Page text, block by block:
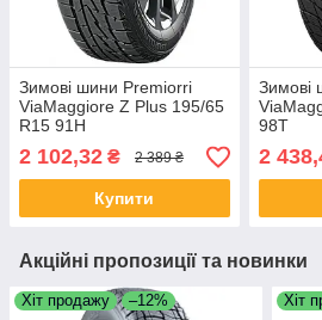
Зимові шини Premiorri
ViaMaggiore Z Plus 195/65
R15 91H
2 102,32 ₴ 2 389 ₴
Купити
Зимові
98T
2
Акційні пропозиції та новинки
Хіт продажу –12% Хіт